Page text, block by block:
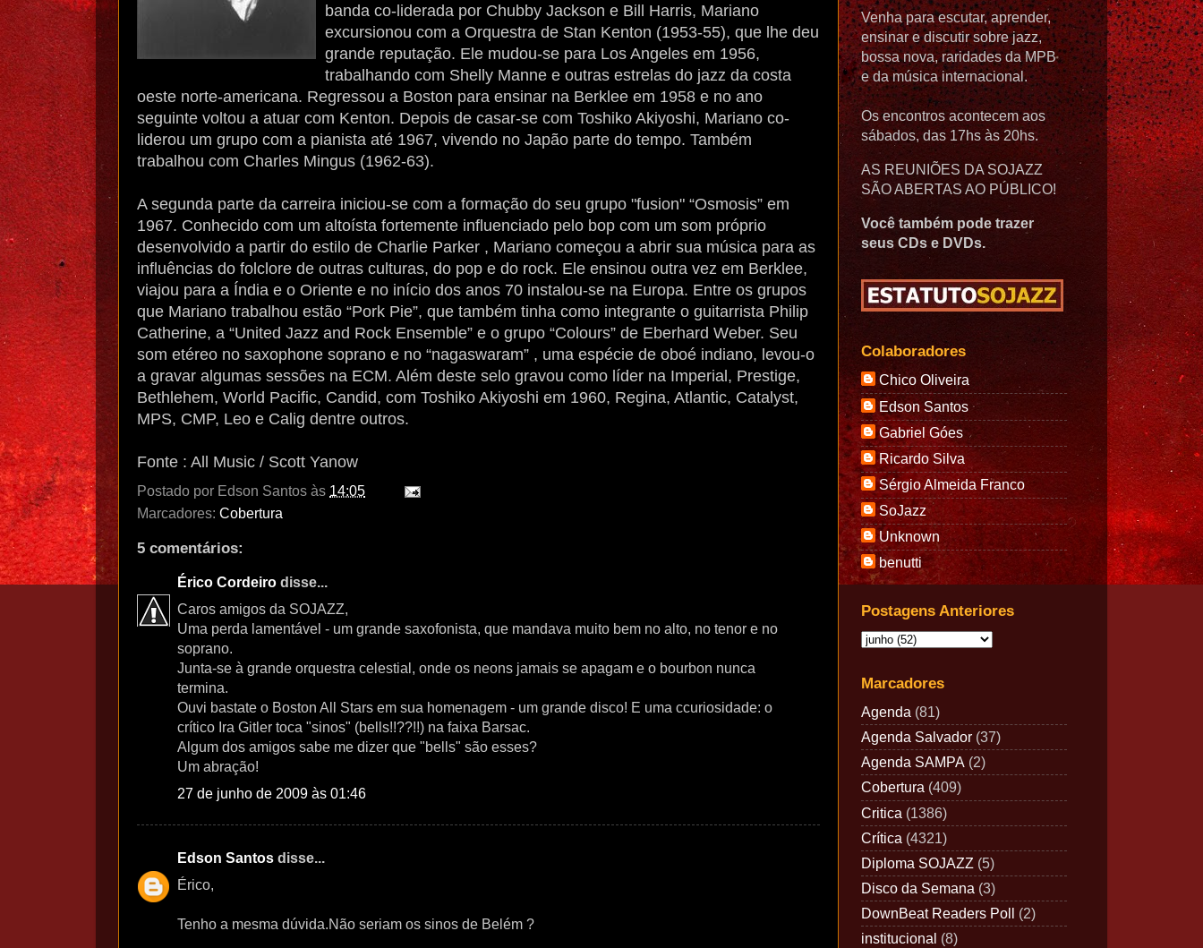
banda co-liderada por Chubby Jackson e Bill Harris, Mariano
excursionou com a Orquestra de Stan Kenton (1953-55), que lhe deu
grande reputação. Ele mudou-se para Los Angeles em 1956,
trabalhando com Shelly Manne e outras estrelas do jazz da costa
oeste norte-americana. Regressou a Boston para ensinar na Berklee em 1958 e no ano
seguinte voltou a atuar com Kenton. Depois de casar-se com Toshiko Akiyoshi, Mariano co-
liderou um grupo com a pianista até 1967, vivendo no Japão parte do tempo. Também
trabalhou com Charles Mingus (1962-63).
A segunda parte da carreira iniciou-se com a formação do seu grupo "fusion" “Osmosis” em
1967. Conhecido com um altoísta fortemente influenciado pelo bop com um som próprio
desenvolvido a partir do estilo de Charlie Parker , Mariano começou a abrir sua música para as
influências do folclore de outras culturas, do pop e do rock. Ele ensinou outra vez em Berklee,
viajou para a Índia e o Oriente e no início dos anos 70 instalou-se na Europa. Entre os grupos
que Mariano trabalhou estão “Pork Pie”, que também tinha como integrante o guitarrista Philip
Catherine, a “United Jazz and Rock Ensemble” e o grupo “Colours” de Eberhard Weber. Seu
som etéreo no saxophone soprano e no “nagaswaram” , uma espécie de oboé indiano, levou-o
a gravar algumas sessões na ECM. Além deste selo gravou como líder na Imperial, Prestige,
Bethlehem, World Pacific, Candid, com Toshiko Akiyoshi em 1960, Regina, Atlantic, Catalyst,
MPS, CMP, Leo e Calig dentre outros.
Fonte : All Music / Scott Yanow
Postado por Edson Santos às 14:05
Marcadores: Cobertura
5 comentários:
Érico Cordeiro disse...
Caros amigos da SOJAZZ,
Uma perda lamentável - um grande saxofonista, que mandava muito bem no alto, no tenor e no
soprano.
Junta-se à grande orquestra celestial, onde os neons jamais se apagam e o bourbon nunca
termina.
Ouvi bastate o Boston All Stars em sua homenagem - um grande disco! E uma ccuriosidade: o
crítico Ira Gitler toca "sinos" (bells!!??!!) na faixa Barsac.
Algum dos amigos sabe me dizer que "bells" são esses?
Um abração!
27 de junho de 2009 às 01:46
Edson Santos disse...
Érico,
Tenho a mesma dúvida.Não seriam os sinos de Belém ?
Venha para escutar, aprender,
ensinar e discutir sobre jazz,
bossa nova, raridades da MPB
e da música internacional.
Os encontros acontecem aos
sábados, das 17hs às 20hs.
AS REUNIÕES DA SOJAZZ
SÃO ABERTAS AO PÚBLICO!
Você também pode trazer
seus CDs e DVDs.
Colaboradores
Chico Oliveira
Edson Santos
Gabriel Góes
Ricardo Silva
Sérgio Almeida Franco
SoJazz
Unknown
benutti
Postagens Anteriores
Marcadores
Agenda (81)
Agenda Salvador (37)
Agenda SAMPA (2)
Cobertura (409)
Critica (1386)
Crítica (4321)
Diploma SOJAZZ (5)
Disco da Semana (3)
DownBeat Readers Poll (2)
institucional (8)